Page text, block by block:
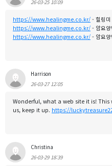
26-03-25 10:09
https://www.healingme.co.kr/ - 힐링미
https://www.healingme.co.kr/ - 암요양
https://www.healingme.co.kr/ - 암요
Harrison
26-03-27 12:05
Wonderful, what a web site it is!
us, keep it up. https://
Christina
26-03-29 18:39